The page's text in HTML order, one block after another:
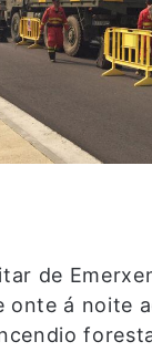
de
onte á noite